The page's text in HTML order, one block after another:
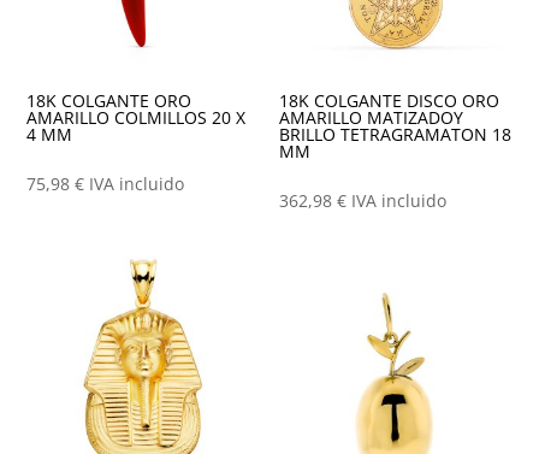
18K COLGANTE ORO
AMARILLO COLMILLOS 20 X
4 MM
75,98€ IVA incluido
18K COLGANTE DISCO ORO
AMARILLO MATIZADOY
BRILLO TETRAGRAMATON 18
MM
362,98€ IVA incluido